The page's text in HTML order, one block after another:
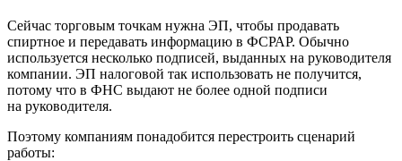
Сейчас торговым точкам нужна ЭП, чтобы продавать
спиртное и передавать информацию в ФСРАР. Обычно
используется несколько подписей, выданных на руководителя
компании. ЭП налоговой так использовать не получится,
потому что в ФНС выдают не более одной подписи
на руководителя.
Поэтому компаниям понадобится перестроить сценарий
работы: